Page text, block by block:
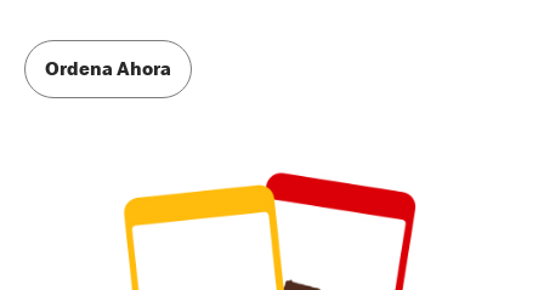
Ordena Ahora